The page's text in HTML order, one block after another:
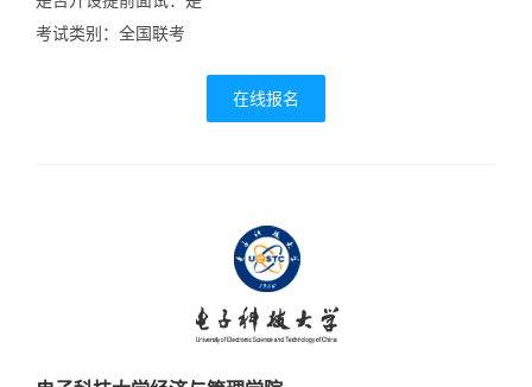
考试类别：全国联考
在线报名